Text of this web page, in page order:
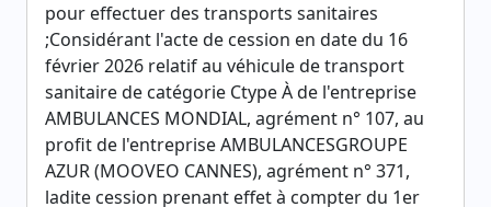
pour effectuer des transports sanitaires
;Considérant l'acte de cession en date du 16
février 2026 relatif au véhicule de transport
sanitaire de catégorie Ctype À de l'entreprise
AMBULANCES MONDIAL, agrément n° 107, au
profit de l'entreprise AMBULANCESGROUPE
AZUR (MOOVEO CANNES), agrément n° 371,
ladite cession prenant effet à compter du 1er